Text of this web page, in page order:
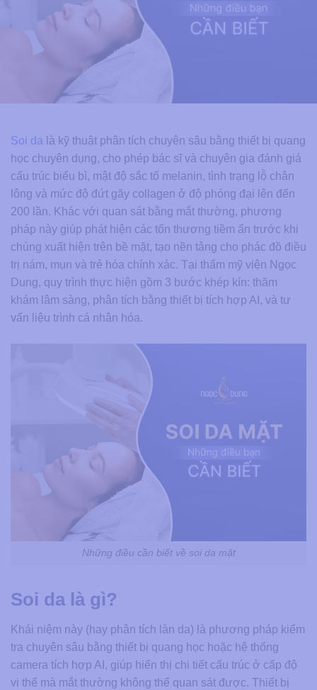
Soi da là kỹ thuật phân tích chuyên sâu bằng thiết bị quang
học chuyên dụng, cho phép bác sĩ và chuyên gia đánh giá
cấu trúc biểu bì, mật độ sắc tố melanin, tình trạng lỗ chân
lông và mức độ đứt gãy collagen ở độ phóng đại lên đến
200 lần. Khác với quan sát bằng mắt thường, phương
pháp này giúp phát hiện các tổn thương tiềm ẩn trước khi
chúng xuất hiện trên bề mặt, tạo nền tảng cho phác đồ điều
trị nám, mụn và trẻ hóa chính xác. Tại thẩm mỹ viện Ngọc
Dung, quy trình thực hiện gồm 3 bước khép kín: thăm
khám lâm sàng, phân tích bằng thiết bị tích hợp AI, và tư
vấn liệu trình cá nhân hóa.
Những điều cần biết về soi da mặt
Soi da là gì?
Khái niệm này (hay phân tích làn da) là phương pháp kiểm
tra chuyên sâu bằng thiết bị quang học hoặc hệ thống
camera tích hợp AI, giúp hiển thị chi tiết cấu trúc ở cấp độ
vi thể mà mắt thường không thể quan sát được. Thiết bị